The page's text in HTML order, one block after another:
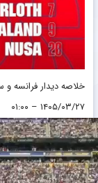
خلاصه دیدار فرانسه و
۱۴۰۵/۰۳/۲۷ – ۰۱:۰۰